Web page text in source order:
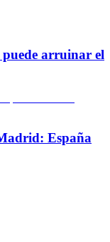
arruinar el
España